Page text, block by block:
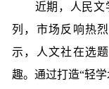
近期，人民文学
列，市场反响热
示，人文社在选
趣。通过打造“轻